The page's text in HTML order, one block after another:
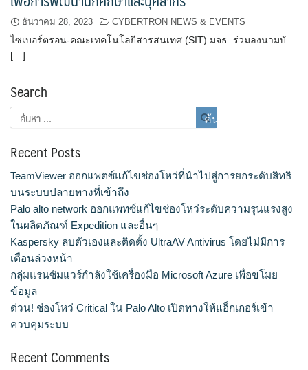
ธันวาคม 28, 2023 CYBERTRON NEWS & EVENTS
ไซเบอร์ตรอน-คณะเทคโนโลยีสารสนเทศ (SIT) มจธ. ร่วมลงนามบั
[…]
Search
Recent Posts
TeamViewer ออกแพตซ์แก้ไขช่องโหว่ที่นำไปสู่การยกระดับสิทธิ
บนระบบปลายทางที่เข้าถึง
Palo alto network ออกแพทซ์แก้ไขช่องโหว่ระดับความรุนแรงสูง
ในผลิตภัณฑ์ Expedition และอื่นๆ
Kaspersky ลบตัวเองและติดตั้ง UltraAV Antivirus โดยไม่มีการ
เตือนล่วงหน้า
กลุ่มแรนซัมแวร์กำลังใช้เครื่องมือ Microsoft Azure เพื่อขโมย
ข้อมูล
ด่วน! ช่องโหว่ Critical ใน Palo Alto เปิดทางให้แฮ็กเกอร์เข้า
ควบคุมระบบ
Recent Comments